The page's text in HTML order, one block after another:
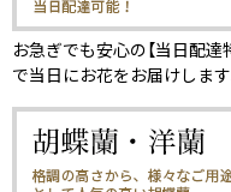
お急ぎでも安心の【当日配
で当日にお花をお届けします